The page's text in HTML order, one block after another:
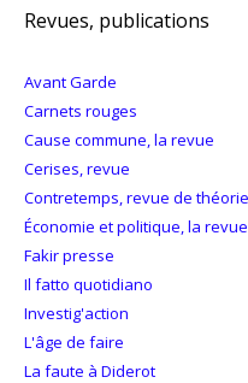
Revues, publications
Avant Garde
Carnets rouges
Cause commune, la revue
Cerises, revue
Contretemps, revue de
Économie et politique, la revue
Fakir presse
Il fatto quotidiano
Investig'action
L'âge de faire
La faute à Diderot